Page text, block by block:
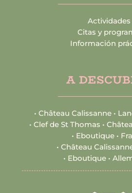
Actividades
Citas y
Información
A
•Château Calissanne •
• Clef de St Thomas •
• Eboutique •
• Château
• Eboutique •